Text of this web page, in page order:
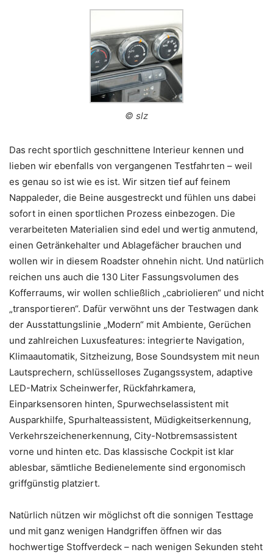
© slz
Das recht sportlich geschnittene Interieur kennen und
lieben wir ebenfalls von vergangenen Testfahrten – weil
es genau so ist wie es ist. Wir sitzen tief auf feinem
Nappaleder, die Beine ausgestreckt und fühlen uns dabei
sofort in einen sportlichen Prozess einbezogen. Die
verarbeiteten Materialien sind edel und wertig anmutend,
einen Getränkehalter und Ablagefächer brauchen und
wollen wir in diesem Roadster ohnehin nicht. Und natürlich
reichen uns auch die 130 Liter Fassungsvolumen des
Kofferraums, wir wollen schließlich „cabriolieren“ und nicht
„transportieren“. Dafür verwöhnt uns der Testwagen dank
der Ausstattungslinie „Modern“ mit Ambiente, Gerüchen
und zahlreichen Luxusfeatures: integrierte Navigation,
Klimaautomatik, Sitzheizung, Bose Soundsystem mit neun
Lautsprechern, schlüsselloses Zugangssystem, adaptive
LED-Matrix Scheinwerfer, Rückfahrkamera,
Einparksensoren hinten, Spurwechselassistent mit
Ausparkhilfe, Spurhalteassistent, Müdigkeitserkennung,
Verkehrszeichenerkennung, City-Notbremsassistent
vorne und hinten etc. Das klassische Cockpit ist klar
ablesbar, sämtliche Bedienelemente sind ergonomisch
griffgünstig platziert.
Natürlich nützen wir möglichst oft die sonnigen Testtage
und mit ganz wenigen Handgriffen öffnen wir das
hochwertige Stoffverdeck – nach wenigen Sekunden steht